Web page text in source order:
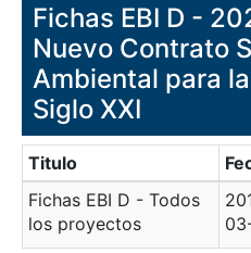
Fichas EBI D -
Nuevo Contrato
Ambiental para
Siglo XXI
Titulo
Fichas EBI D - Todos
los proyectos